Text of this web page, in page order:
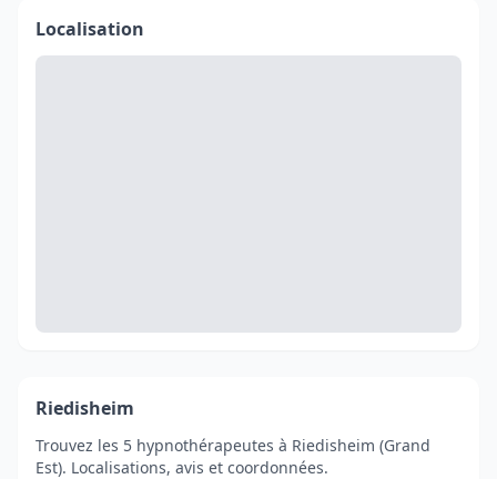
Localisation
Riedisheim
Trouvez les 5 hypnothérapeutes à Riedisheim (Grand
Est). Localisations, avis et coordonnées.